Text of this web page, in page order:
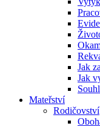
Jak
Jak
Mateřství
Rodičovství